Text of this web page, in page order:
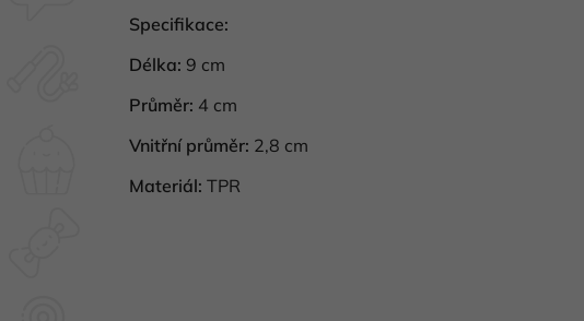
Specifikace:
Délka: 9 cm
Průměr: 4 cm
Vnitřní průměr: 2,8 cm
Materiál: TPR